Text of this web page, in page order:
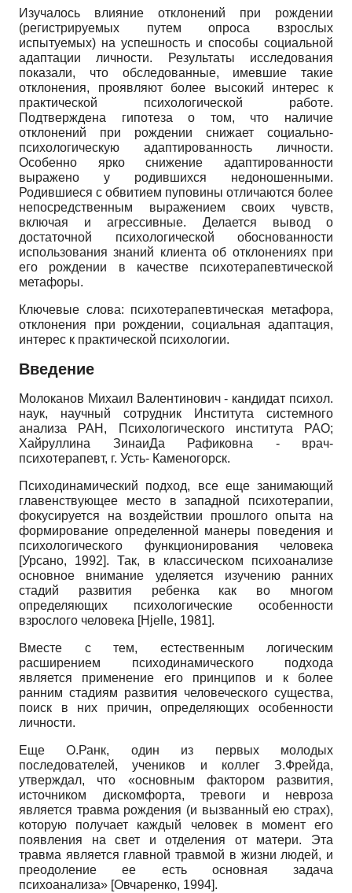
Изучалось влияние отклонений при рождении
(регистрируемых путем опроса взрослых
испытуемых) на успешность и способы социальной
адаптации личности. Результаты исследования
показали, что обследованные, имевшие такие
отклонения, проявляют более высокий интерес к
практической психологической работе.
Подтверждена гипотеза о том, что наличие
отклонений при рождении снижает социально­
психологическую адаптированность личности.
Особенно ярко снижение адаптированности
выражено у родившихся недоношенными.
Родившиеся с обвитием пуповины отличаются более
непосредственным выражением своих чувств,
включая и агрессивные. Делается вывод о
достаточной психологической обоснованности
использования знаний клиента об отклонениях при
его рождении в качестве психотерапевтической
метафоры.
Ключевые слова: психотерапевтическая метафора,
отклонения при рождении, социальная адаптация,
интерес к практической психологии.
Введение
Молоканов Михаил Валентинович - кандидат психол.
наук, научный сотрудник Института системного
анализа РАН, Психологического института РАО;
Хайруллина ЗинаиДа Рафиковна - врач-
психотерапевт, г. Усть- Каменогорск.
Психодинамический подход, все еще занимающий
главенствующее место в западной психотерапии,
фокусируется на воздействии прошлого опыта на
формирование определенной манеры поведения и
психологического функционирования человека
[Урсано, 1992]. Так, в классическом психоанализе
основное внимание уделяется изучению ранних
стадий развития ребенка как во многом
определяющих психологические особенности
взрослого человека [Hjelle, 1981].
Вместе с тем, естественным логическим
расширением пси­ходинамического подхода
является применение его принципов и к более
ранним стадиям развития человеческого существа,
поиск в них причин, определяющих особенности
личности.
Еще О.Ранк, один из первых молодых
последователей, учеников и коллег З.Фрейда,
утверждал, что «основным фактором развития,
источником дискомфорта, тревоги и невроза
является травма рождения (и вызванный ею страх),
которую получает каждый человек в момент его
появления на свет и отделения от матери. Эта
травма является главной травмой в жизни людей, и
преодоление ее есть основная задача
психоанализа» [Овчаренко, 1994].